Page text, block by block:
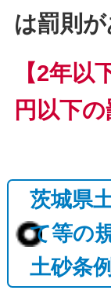
は罰則が
【2年以
円以下の
茨城県
て等の
土砂条